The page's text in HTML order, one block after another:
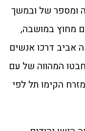
ומספר של ובמשך
מחוץ במושבה,
אביב דרכו אנשים
המהווה של עם
הקימו תל לפי